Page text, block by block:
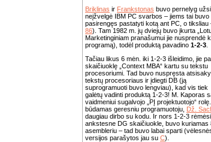
Briklinas ir Frankstonas buvo pernelyg
neįžvelgė IBM PC svarbos – jiems tai
pasirengęs pastatyti kotą ant PC, o
86). Tam 1982 m. jų dviejų buvo įkurta
Marketinginiam pranašumui jie nusprendė
programą), todėl produktą pavadino 1-2-3
Tačiau likus 6 mėn. iki 1-2-3 išleidimo, jie
skaičiuoklę „Context MBA“ kartu su tekstu
procesoriumi. Tad buvo nuspręsta
tekstų procesoriaus ir įdiegti DB (ją
suprogramuoti buvo lengviau), kad vis tiek
galėtų vadinti produktą 1-2-3! M. Kaporas
vaidmeniui sugalvojo „PĮ projektuotojo“
būdamas geresniu programuotoju, Dž.
daugiau dirbo su kodu. Ir nors 1-2-3 rėmėsi
ankstesne DG skaičiuokle, buvo kuriamas
asembleriu – tad buvo labai sparti
versijos parašytos jau su C).